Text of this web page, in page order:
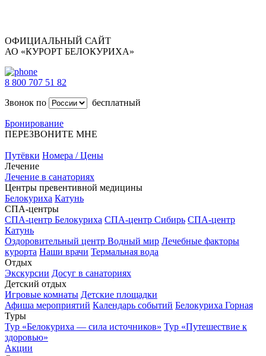
ОФИЦИАЛЬНЫЙ САЙТ
АО «КУРОРТ БЕЛОКУРИХА»
8 800 707 51 82
Звонок по
бесплатный
Бронирование
ПЕРЕЗВОНИТЕ МНЕ
Путёвки Номера / Цены
Лечение
Лечение в санаториях
Центры превентивной медицины
Белокуриха Катунь
СПА-центры
СПА-центр Белокуриха СПА-центр Сибирь СПА-центр
Катунь
Оздоровительный центр Водный мир Лечебные факторы
курорта Наши врачи Термальная вода
Отдых
Экскурсии Досуг в санаториях
Детский отдых
Игровые комнаты Детские площадки
Афиша мероприятий Календарь событий Белокуриха Горная
Туры
Тур «Белокуриха — сила источников» Тур «Путешествие к
здоровью»
Акции